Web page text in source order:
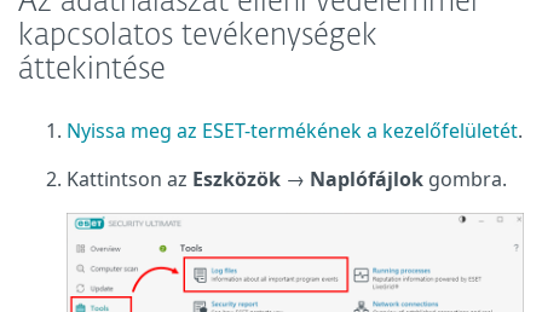
kapcsolatos tevékenységek
áttekintése
Nyissa meg az ESET-termékének a kezelőfelületét.
Kattintson az Eszközök → Naplófájlok gombra.